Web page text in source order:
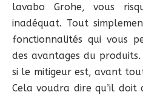
lavabo Grohe, vous
inadéquat. Tout
fonctionnalités qui vous
des avantages du
si le mitigeur est, avant
Cela voudra dire qu’il doit